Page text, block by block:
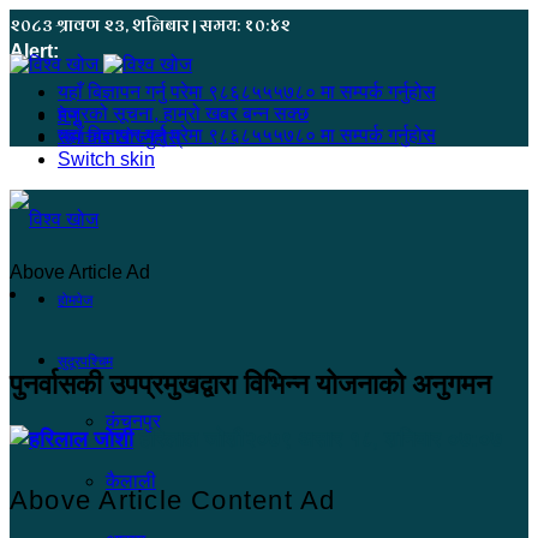
२०८३ श्रावण २३, शनिबार | समय: १०:४२
Alert:
यहाँ बिज्ञापन गर्नु परेमा ९८६८५५५७८० मा सम्पर्क गर्नुहोस
हजुरको सूचना, हाम्रो खबर बन्न सक्छ
यहाँ बिज्ञापन गर्नु परेमा ९८६८५५५७८० मा सम्पर्क गर्नुहोस
मेनू
समाचार खोज्नुहोस्
Switch skin
होमपेज
सुदूरपश्चिम
कंचनपुर
कैलाली
Above Article Ad
पुनर्वासकी उपप्रमुखद्वारा विभिन्न योजनाको अनुगमन
हरिलाल जोशी
Above Article Content Ad